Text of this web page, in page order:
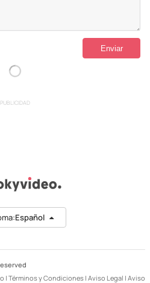
PUBLICIDAD
Español
| Términos y Condiciones | Aviso Legal | Aviso